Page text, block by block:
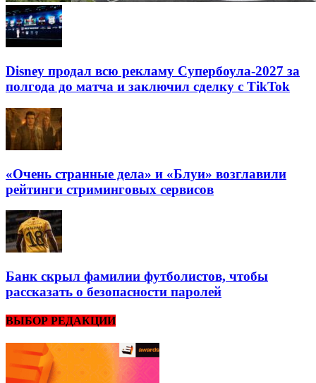
Disney продал всю рекламу Супербоула-2027 за
полгода до матча и заключил сделку с TikTok
«Очень странные дела» и «Блуи» возглавили
рейтинги стриминговых сервисов
Банк скрыл фамилии футболистов, чтобы
рассказать о безопасности паролей
ВЫБОР РЕДАКЦИИ